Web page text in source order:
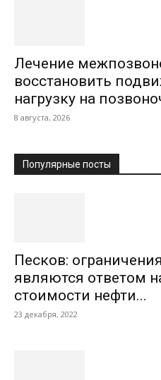
Лечение
восстановить
нагрузку на
8 августа, 2026
Популярные посты
Песков:
являются ответом
стоимости нефти...
23 декабря, 2022